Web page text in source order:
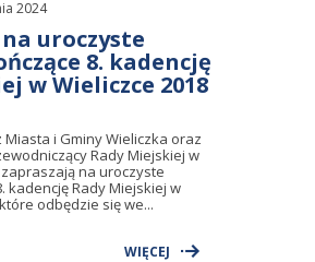
2024
uroczyste
8. kadencję
w Wieliczce 2018
Miasta i Gminy Wieliczka oraz
Rady Miejskiej w
na uroczyste
kadencję Rady Miejskiej w
odbędzie się we...
WIĘCEJ